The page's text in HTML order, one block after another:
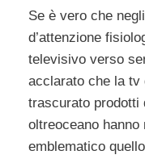
Se è vero che
d’attenzione
televisivo verso
acclarato che la tv
trascurato prodotti
oltreoceano
emblematico